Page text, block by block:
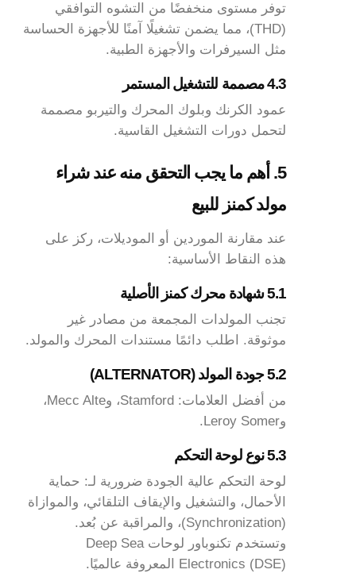
توفر مستوى منخفضًا من التشوه التوافقي
(THD)، مما يضمن تشغيلًا آمنًا للأجهزة الحساسة
مثل السيرفرات والأجهزة الطبية.
4.3 مصممة للتشغيل المستمر
عمود الكرنك وبلوك المحرك والتيربو مصممة
لتحمل دورات التشغيل القاسية.
5. أهم ما يجب التحقق منه عند شراء
مولد كمنز للبيع
عند مقارنة الموردين أو الموديلات، ركز على
هذه النقاط الأساسية:
5.1 شهادة محرك كمنز الأصلية
تجنب المولدات المجمعة من مصادر غير
موثوقة. اطلب دائمًا مستندات المحرك والمولد.
5.2 جودة المولد (ALTERNATOR)
من أفضل العلامات: Stamford، وMecc Alte،
وLeroy Somer.
5.3 نوع لوحة التحكم
لوحة التحكم عالية الجودة ضرورية لـ: حماية
الأحمال، والتشغيل والإيقاف التلقائي، والموازاة
(Synchronization)، والمراقبة عن بُعد.
وتستخدم تكنوباور لوحات Deep Sea
Electronics (DSE) المعروفة عالميًا.